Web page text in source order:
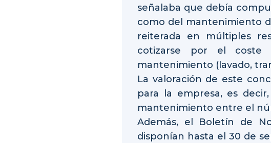
señalaba que debía
como del mantenimiento
reiterada en múltiples
cotizarse por el
mantenimiento (lavado,
La valoración de este
para la empresa, es
mantenimiento entre el
Además, el Boletín de
disponían hasta el 30 de